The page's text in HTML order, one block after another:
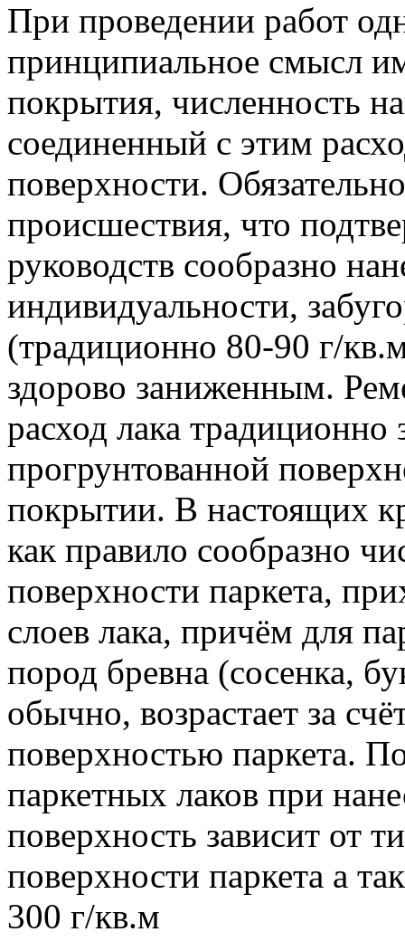
При проведении работ
принципиальное смысл
покрытия, численность
соединенный с этим
поверхности.
происшествия, что
руководств сообразно
индивидуальности,
(традиционно 80-90 г/
здорово заниженным.
расход лака традиционно
прогрунтованной
покрытии. В настоящих
как правило сообразно
поверхности паркета,
слоев лака, причём для
пород бревна (сосенка,
обычно, возрастает за
поверхностью паркета.
паркетных лаков при
поверхность зависит от
поверхности паркета а
300 г/кв.м